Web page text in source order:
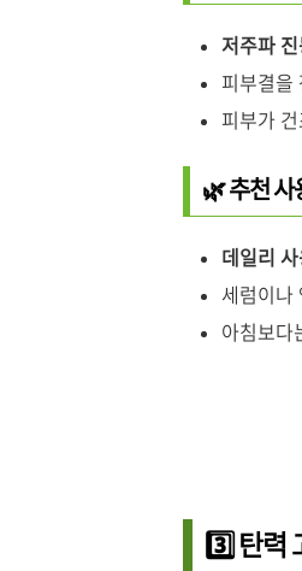
저주파
피부결을
피부가
🌿 추천 사
데일리
세럼이나
아침보다
3️⃣ 탄력